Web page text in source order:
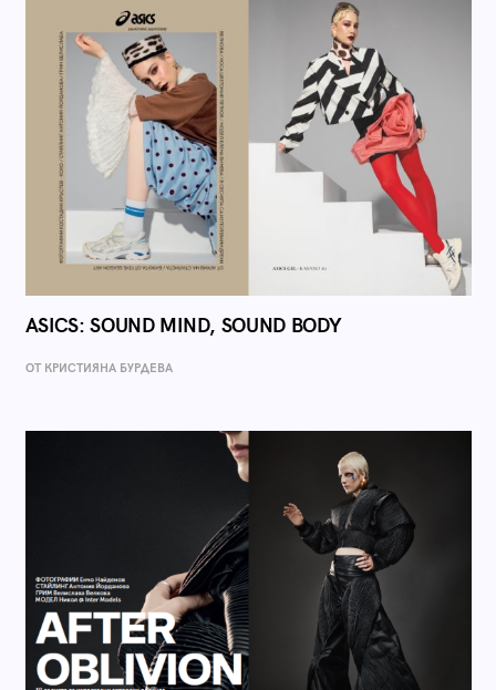
ASICS: SOUND MIND, SOUND BODY
ОТ КРИСТИЯНА БУРДЕВА